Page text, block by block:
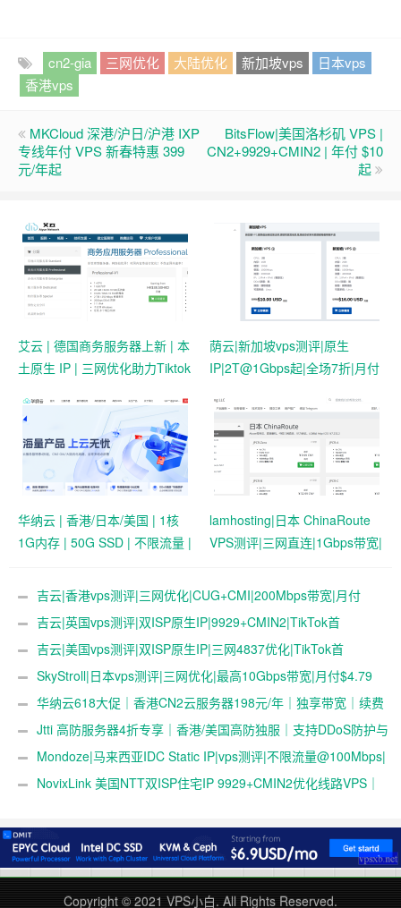
cn2-gia 三网优化 大陆优化 新加坡vps
日本vps
香港vps
MKCloud 深港/沪日/沪港 IXP
专线年付 VPS 新春特惠 399
元/年起
BitsFlow|美国洛杉矶 VPS |
CN2+9929+CMIN2 | 年付 $10
起
艾云 | 德国商务服务器上新 | 本
土原生 IP | 三网优化助力Tiktok
荫云|新加坡vps测评|原生
IP|2T@1Gbps起|全场7折|月付
连
华纳云 | 香港/日本/美国 | 1核
1G内存 | 50G SSD | 不限流量 |
lamhosting|日本 ChinaRoute
VPS测评|三网直连|1Gbps带宽|
&ChatGPT
吉云|香港vps测评|三网优化|CUG+CMI|200Mbps带宽|月付
￥42吉云|英国vps测评|双ISP原生IP|9929+CMIN2|TikTok首
选|1T@1Gbps|月付￥47
吉云|美国vps测评|双ISP原生IP|三网4837优化|TikTok首
选|1T@1Gbps|月付￥42
SkyStroll|日本vps测评|三网优化|最高10Gbps带宽|月付$4.79
起 华纳云618大促｜香港CN2云服务器198元/年｜独享带宽｜续费
同价Jtti 高防服务器4折专享｜香港/美国高防独服｜支持DDoS防护与
压力测试
Mondoze|马来西亚IDC Static IP|vps测评|不限流量@100Mbps|
解锁奈飞&tiktok&chatgpt|电信直连
NovixLink 美国NTT双ISP住宅IP 9929+CMIN2优化线路VPS｜
Copyright © 2021 VPS小白. All Rights Reserved.